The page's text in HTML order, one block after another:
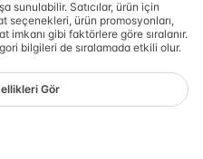
sunulabilir. Satıcılar, ürün için
seçenekleri, ürün promosyonları,
imkanı gibi faktörlere göre sıralanır.
bilgileri de sıralamada etkili olur.
Gör